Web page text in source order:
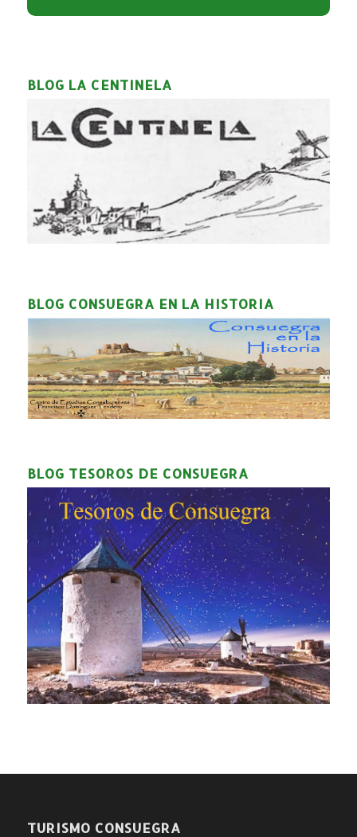
BLOG LA CENTINELA
BLOG CONSUEGRA EN LA HISTORIA
BLOG TESOROS DE CONSUEGRA
TURISMO CONSUEGRA